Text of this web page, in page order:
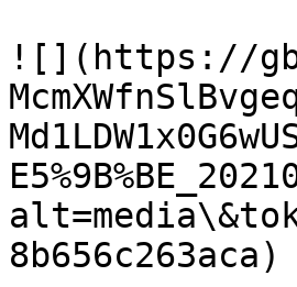
![](https://
8b656c263aca)